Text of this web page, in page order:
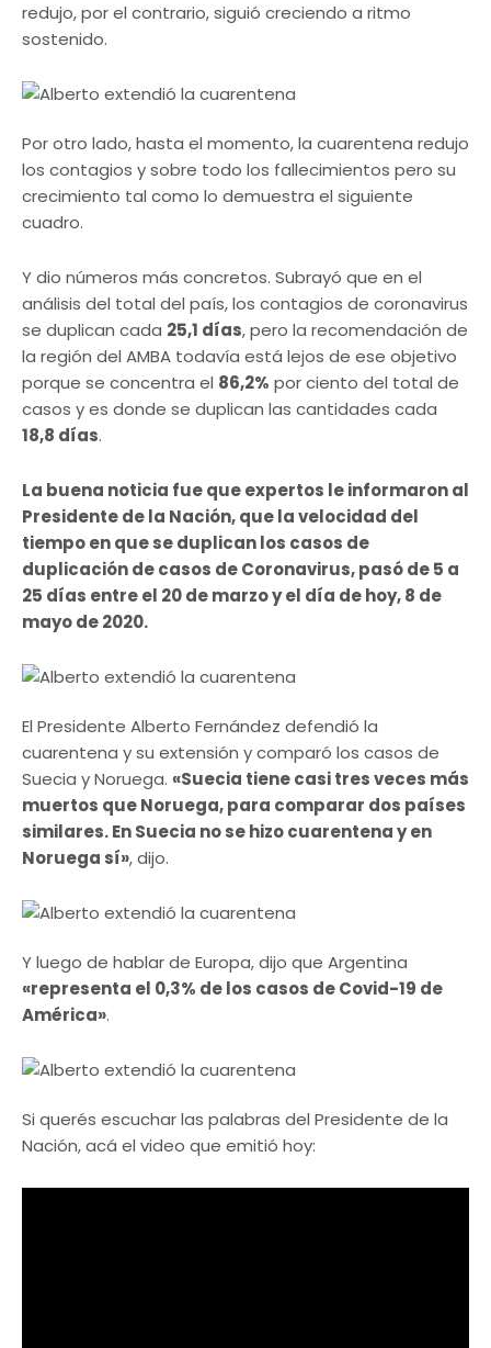
redujo, por el contrario, siguió creciendo a ritmo
sostenido.
Por otro lado, hasta el momento, la cuarentena redujo
los contagios y sobre todo los fallecimientos pero su
crecimiento tal como lo demuestra el siguiente
cuadro.
Y dio números más concretos. Subrayó que en el
análisis del total del país, los contagios de coronavirus
se duplican cada 25,1 días, pero la recomendación de
la región del AMBA todavía está lejos de ese objetivo
porque se concentra el 86,2% por ciento del total de
casos y es donde se duplican las cantidades cada
18,8 días.
La buena noticia fue que expertos le informaron al
Presidente de la Nación, que la velocidad del
tiempo en que se duplican los casos de
duplicación de casos de Coronavirus, pasó de 5 a
25 días entre el 20 de marzo y el día de hoy, 8 de
mayo de 2020.
El Presidente Alberto Fernández defendió la
cuarentena y su extensión y comparó los casos de
Suecia y Noruega. «Suecia tiene casi tres veces más
muertos que Noruega, para comparar dos países
similares. En Suecia no se hizo cuarentena y en
Noruega sí», dijo.
Y luego de hablar de Europa, dijo que Argentina
«representa el 0,3% de los casos de Covid-19 de
América».
Si querés escuchar las palabras del Presidente de la
Nación, acá el video que emitió hoy: